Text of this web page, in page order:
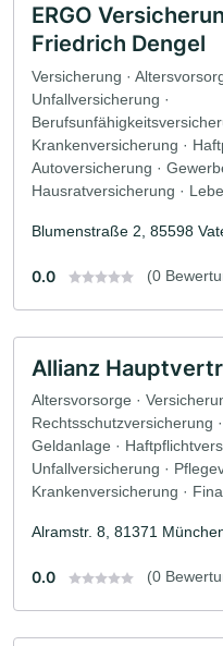
ERGO
Friedrich Dengel
Versicherung ·
Unfallversicherung ·
Krankenversicherung ·
Autoversicherung ·
Hausratversicherung ·
Blumenstraße 2, 85598
0.0 (0
Allianz
Altersvorsorge ·
Rechtsschutzversicherung
Geldanlage ·
Unfallversicherung ·
Krankenversicherung ·
Alramstr. 8, 81371
0.0 (0